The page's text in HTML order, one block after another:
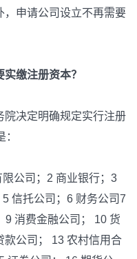
申请公司设立不再需要
缴注册资本？
决定明确规定实行注册
公司；2 商业银行；3
信托公司；6 财务公司7
9 消费金融公司； 10 货
款公司； 13 农村信用合